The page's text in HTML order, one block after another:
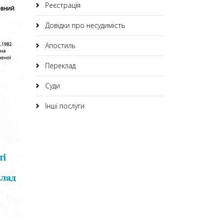
Реєстрація
Довідки про несудимість
Апостиль
Переклад
Суди
Інші послуги